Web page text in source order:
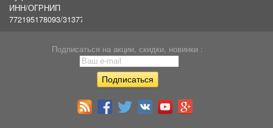
ИНН/ОГРНИП
772195178093/31377461610054
Подписаться на акции, скидки, новинки :